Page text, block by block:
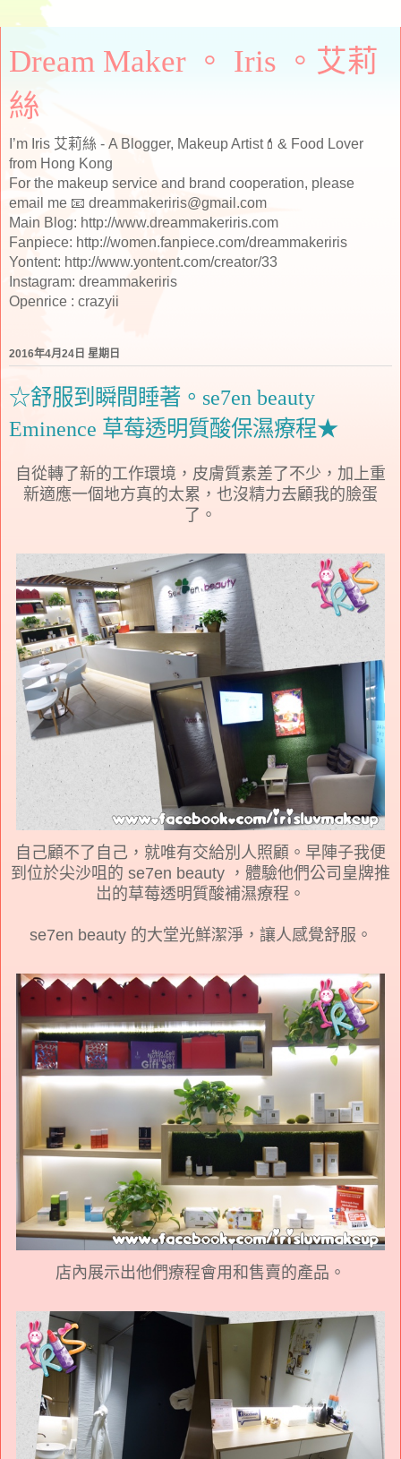
Dream Maker 。 Iris 。艾莉
絲
I’m Iris 艾莉絲 - A Blogger, Makeup Artist💄& Food Lover
from Hong Kong
For the makeup service and brand cooperation, please
email me 📧 dreammakeriris@gmail.com
Main Blog: http://www.dreammakeriris.com
Fanpiece: http://women.fanpiece.com/dreammakeriris
Yontent: http://www.yontent.com/creator/33
Instagram: dreammakeriris
Openrice : crazyii
2016年4月24日 星期日
☆舒服到瞬間睡著。se7en beauty
Eminence 草莓透明質酸保濕療程★
自從轉了新的工作環境，皮膚質素差了不少，加上重
新適應一個地方真的太累，也沒精力去顧我的臉蛋
了。
自己顧不了自己，就唯有交給別人照顧。早陣子我便
到位於尖沙咀的 se7en beauty ， 體驗他們公司皇牌推
岀的草莓透明質酸補濕療程。
se7en beauty 的大堂光鮮潔淨，讓人感覺舒服。
店內展示出他們療程會用和售賣的產品。